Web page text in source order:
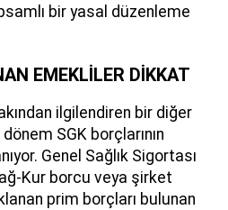
bir yasal düzenleme
EMEKLİLER DİKKAT
ilgilendiren bir diğer
SGK borçlarının
Genel Sağlık Sigortası
Kur borcu veya şirket
prim borçları bulunan